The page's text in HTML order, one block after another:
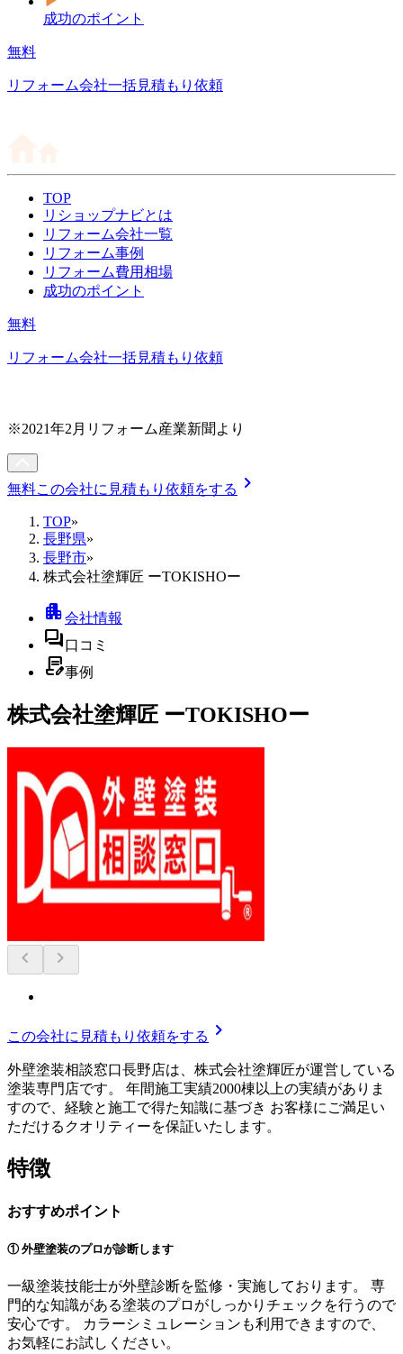
成功のポイント
無料
リフォーム会社一括見積もり依頼
TOP
リショップナビとは
リフォーム会社一覧
リフォーム事例
リフォーム費用相場
成功のポイント
無料
リフォーム会社一括見積もり依頼
※2021年2月リフォーム産業新聞より
無料この会社に見積もり依頼をする chevron_right
TOP»
長野県»
長野市»
株式会社塗輝匠 ーTOKISHOー
apartment会社情報
forum口コミ
contract_edit事例
株式会社塗輝匠 ーTOKISHOー
chevron_left chevron_right
この会社に見積もり依頼をする chevron_right
外壁塗装相談窓口長野店は、株式会社塗輝匠が運営している
塗装専門店です。 年間施工実績2000棟以上の実績がありま
すので、経験と施工で得た知識に基づき お客様にご満足い
ただけるクオリティーを保証いたします。
特徴
おすすめポイント
① 外壁塗装のプロが診断します
一級塗装技能士が外壁診断を監修・実施しております。 専
門的な知識がある塗装のプロがしっかりチェックを行うので
安心です。 カラーシミュレーションも利用できますので、
お気軽にお試しください。